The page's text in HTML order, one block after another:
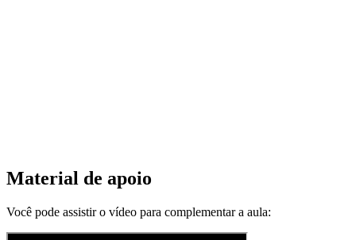
Material de apoio
Você pode assistir o vídeo para complementar a aula: